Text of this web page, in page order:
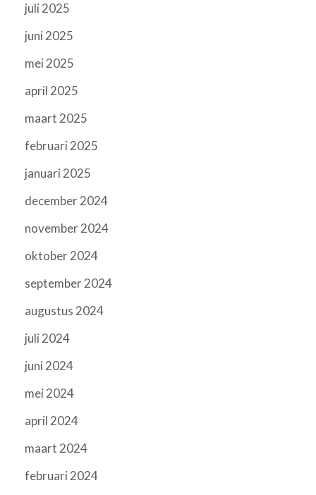
juli 2025
juni 2025
mei 2025
april 2025
maart 2025
februari 2025
januari 2025
december 2024
november 2024
oktober 2024
september 2024
augustus 2024
juli 2024
juni 2024
mei 2024
april 2024
maart 2024
februari 2024